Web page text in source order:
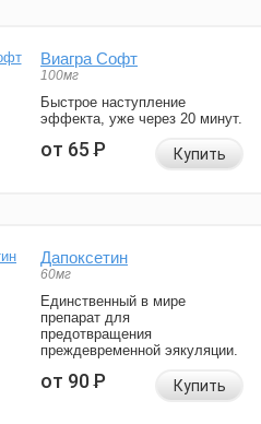
Виагра Софт
100мг
Быстрое наступление
эффекта, уже через 20 минут.
от 65Р Купить
Дапоксетин
60мг
Единственный в мире
препарат для
предотвращения
преждевременной эякуляции.
от 90Р Купить